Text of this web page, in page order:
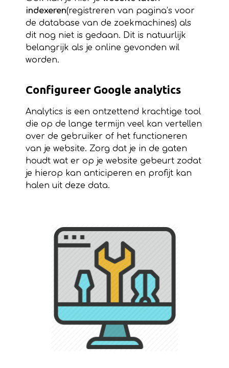
indexeren(registreren van pagina’s voor
de database van de zoekmachines) als
dit nog niet is gedaan. Dit is natuurlijk
belangrijk als je online gevonden wil
worden.
Configureer Google analytics
Analytics is een ontzettend krachtige tool
die op de lange termijn veel kan vertellen
over de gebruiker of het functioneren
van je website. Zorg dat je in de gaten
houdt wat er op je website gebeurt zodat
je hierop kan anticiperen en profijt kan
halen uit deze data.